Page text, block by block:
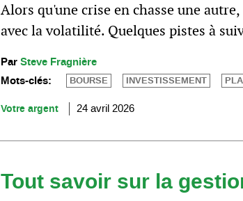
Alors qu'une crise en chasse une
avec la volatilité. Quelques pistes à
ParSteve Fragnière
Mots-clés:
BOURSE INVESTISSEMENT
Votre argent 24 avril 2026
Tout savoir sur la